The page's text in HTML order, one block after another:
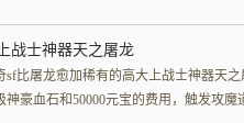
战士神器天之屠龙
比屠龙愈加稀有的高大上战士神器天
豪血石和50000元宝的费用，触发攻